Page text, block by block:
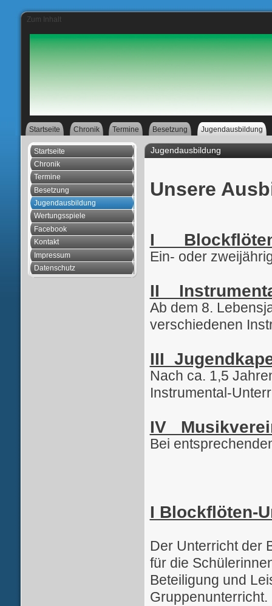
Zum Inhalt
Startseite Chronik Termine Besetzung Jugendausbildung
Startseite
Chronik
Termine
Besetzung
Jugendausbildung
Wertungsspiele
Facebook
Kontakt
Impressum
Datenschutz
Jugendausbildung
Unsere
I
Ein- oder
II
Ab dem 8.
verschiedenen
III
Nach ca. 1,5
Instrumental-
IV
Bei
I Blockflöten-
Der Unterricht der
für die
Beteiligung und